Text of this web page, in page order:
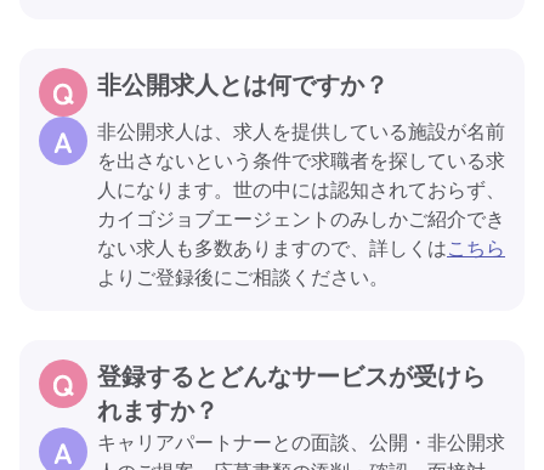
非公開求人とは何ですか？
非公開求人は、求人を提供している施設が名前
を出さないという条件で求職者を探している求
人になります。世の中には認知されておらず、
カイゴジョブエージェントのみしかご紹介でき
ない求人も多数ありますので、詳しくはこちら
よりご登録後にご相談ください。
登録するとどんなサービスが受けら
れますか？
キャリアパートナーとの面談、公開・非公開求